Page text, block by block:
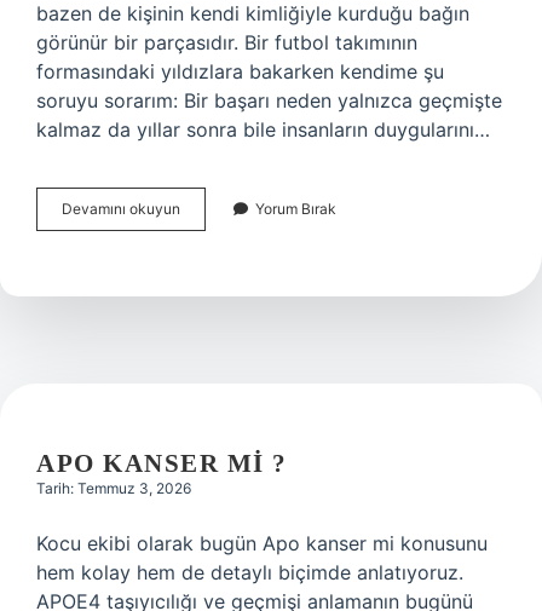
bazen de kişinin kendi kimliğiyle kurduğu bağın
görünür bir parçasıdır. Bir futbol takımının
formasındaki yıldızlara bakarken kendime şu
soruyu sorarım: Bir başarı neden yalnızca geçmişte
kalmaz da yıllar sonra bile insanların duygularını…
Devamını okuyun
kere
yıldız
Yorum Bırak
APO KANSER MI ?
Tarih: Temmuz 3, 2026
Kocu ekibi olarak bugün Apo kanser mi konusunu
hem kolay hem de detaylı biçimde anlatıyoruz.
APOE4 taşıyıcılığı ve geçmişi anlamanın bugünü